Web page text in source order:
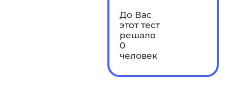
До Вас
этот тест
решало
0
человек